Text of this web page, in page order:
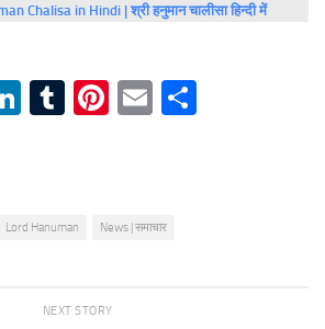
Chalisa in Hindi | श्री हनुमान चालीसा हिन्दी में
LinkedIn
Tumblr
Pinterest
Email
Lord Hanuman News | समाचार
NEXT STORY